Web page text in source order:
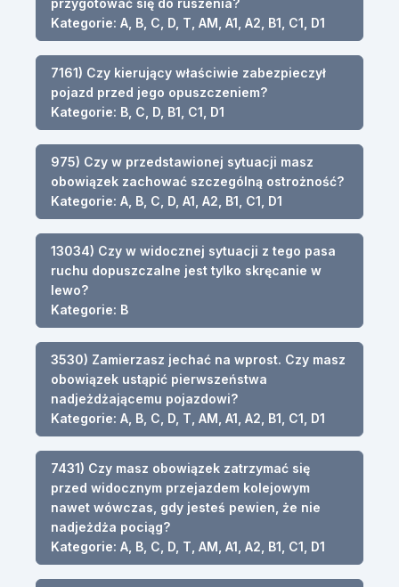
Kategorie: A, B, C, D, T, AM, A1, A2, B1, C1, D1
7161) Czy kierujący właściwie zabezpieczył
pojazd przed jego opuszczeniem?
Kategorie: B, C, D, B1, C1, D1
975) Czy w przedstawionej sytuacji masz
obowiązek zachować szczególną ostrożność?
Kategorie: A, B, C, D, A1, A2, B1, C1, D1
13034) Czy w widocznej sytuacji z tego pasa
ruchu dopuszczalne jest tylko skręcanie w
lewo?
Kategorie: B
3530) Zamierzasz jechać na wprost. Czy masz
obowiązek ustąpić pierwszeństwa
nadjeżdżającemu pojazdowi?
Kategorie: A, B, C, D, T, AM, A1, A2, B1, C1, D1
7431) Czy masz obowiązek zatrzymać się
przed widocznym przejazdem kolejowym
nawet wówczas, gdy jesteś pewien, że nie
nadjeżdża pociąg?
Kategorie: A, B, C, D, T, AM, A1, A2, B1, C1, D1